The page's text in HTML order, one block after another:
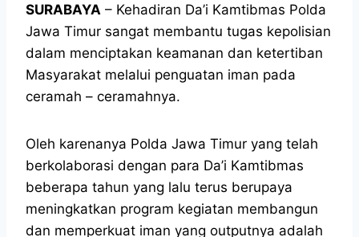
SURABAYA – Kehadiran Da’i Kamtibmas Polda
Jawa Timur sangat membantu tugas kepolisian
dalam menciptakan keamanan dan ketertiban
Masyarakat melalui penguatan iman pada
ceramah – ceramahnya.
Oleh karenanya Polda Jawa Timur yang telah
berkolaborasi dengan para Da’i Kamtibmas
beberapa tahun yang lalu terus berupaya
meningkatkan program kegiatan membangun
dan memperkuat iman yang outputnya adalah